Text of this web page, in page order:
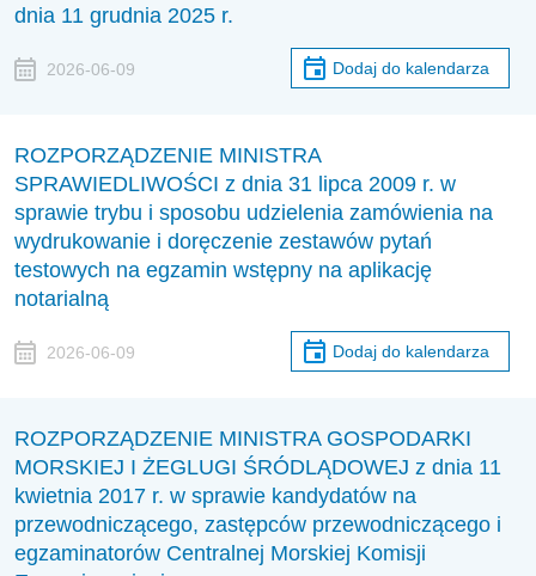
dnia 11 grudnia 2025 r.
2026-06-09 Dodaj do kalendarza
ROZPORZĄDZENIE MINISTRA
SPRAWIEDLIWOŚCI z dnia 31 lipca 2009 r. w
sprawie trybu i sposobu udzielenia zamówienia na
wydrukowanie i doręczenie zestawów pytań
testowych na egzamin wstępny na aplikację
notarialną
2026-06-09 Dodaj do kalendarza
ROZPORZĄDZENIE MINISTRA GOSPODARKI
MORSKIEJ I ŻEGLUGI ŚRÓDLĄDOWEJ z dnia 11
kwietnia 2017 r. w sprawie kandydatów na
przewodniczącego, zastępców przewodniczącego i
egzaminatorów Centralnej Morskiej Komisji